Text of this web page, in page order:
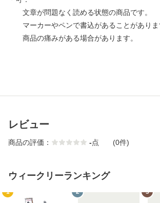
文章が問題なく読める状態の商品です。
マーカーやペンで書込があることがありま
商品の痛みがある場合があります。
レビュー
商品の評価： -点 (0件)
ウィークリーランキング
1 2 3